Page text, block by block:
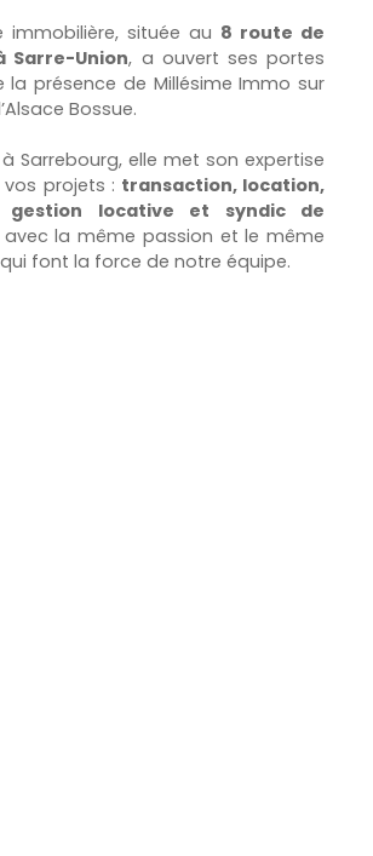
immobilière, située au 8 route de
Sarre-Union, a ouvert ses portes
la présence de Millésime Immo sur
Bossue.
Sarrebourg, elle met son expertise
projets : transaction, location,
gestion locative et syndic de
avec la même passion et le même
font la force de notre équipe.